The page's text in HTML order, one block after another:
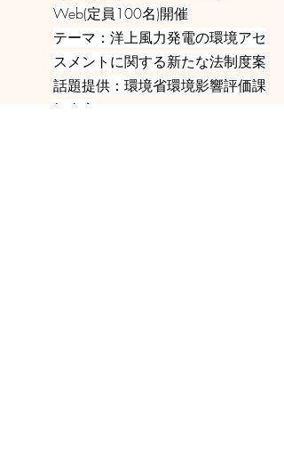
Web(定員100名)開催
テーマ：洋上風力発電の環境アセ
スメントに関する新たな法制度案
話題提供：環境省環境影響評価課
担当官